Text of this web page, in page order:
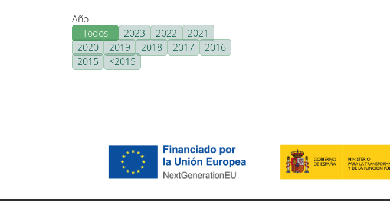
Año
- Todos -
2023 2022
2021
2020
2019 2018 2017
2016
2015
<2015